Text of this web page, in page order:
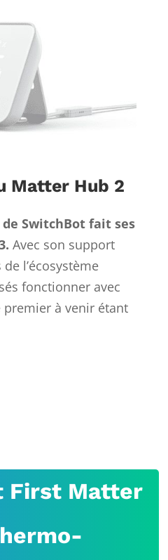
Matter Hub 2
SwitchBot fait ses
Avec son support
l’écosystème
fonctionner avec
premier à venir étant
First Matter